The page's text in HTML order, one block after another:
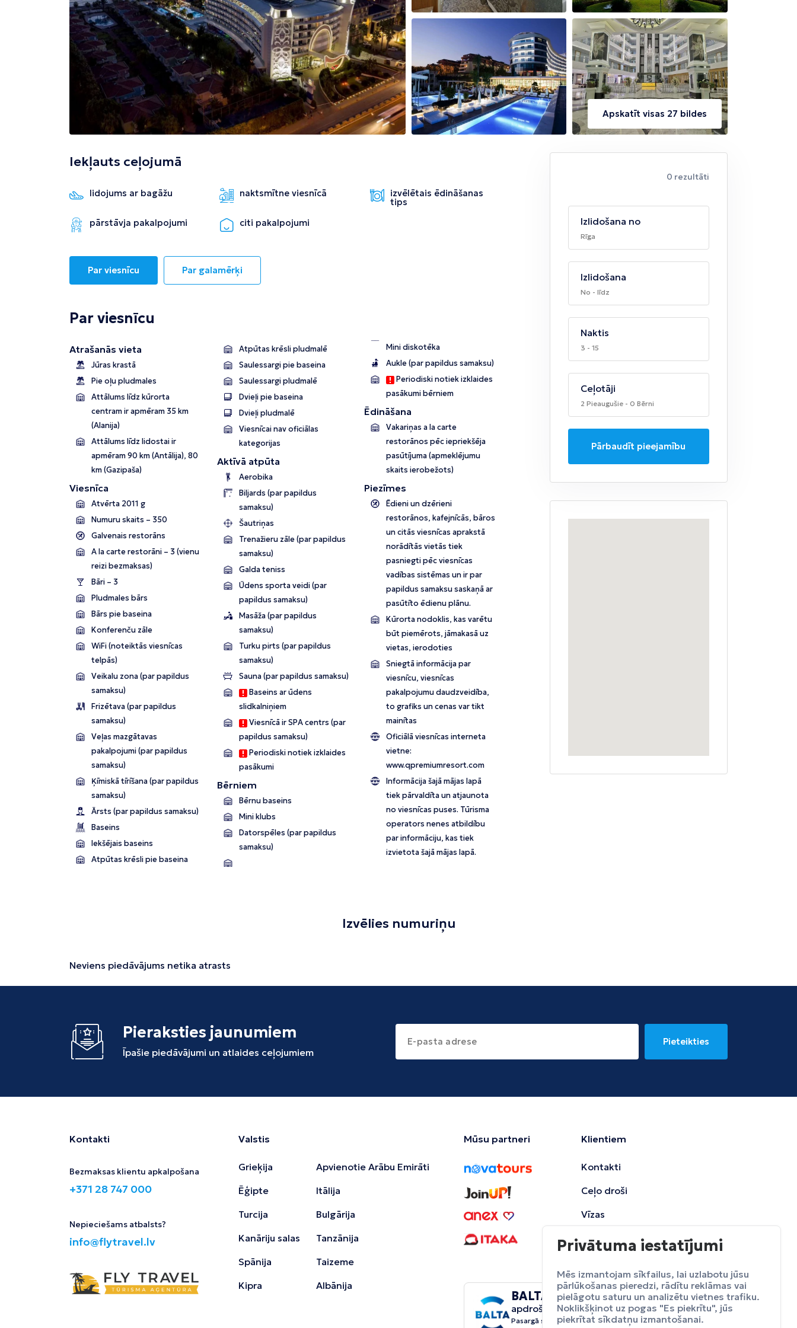
Kolombo Enfida Tirāna
Apskatīt visas 27 bildes
Iekļauts ceļojumā
lidojums ar bagāžu naktsmītne viesnīcā izvēlētais ēdināšanas
tips
pārstāvja pakalpojumi
citi pakalpojumi
Par viesnīcu Par galamērķi
Par viesnīcu
Atrašanās vieta
Jūras krastā
Pie oļu pludmales
Attālums līdz kūrorta
centram ir apmēram 35 km
(Alanija)
Attālums līdz lidostai ir
apmēram 90 km (Antālija), 80
km (Gazipaša)
Viesnīca
Atvērta 2011 g
Numuru skaits – 350
Galvenais restorāns
A la carte restorāni – 3 (vienu
reizi bezmaksas)
Bāri – 3
Pludmales bārs
Bārs pie baseina
Konferenču zāle
WiFi (noteiktās viesnīcas
telpās)
Veikalu zona (par papildus
samaksu)
Frizētava (par papildus
samaksu)
Veļas mazgātavas
pakalpojumi (par papildus
samaksu)
Ķīmiskā tīrīšana (par papildus
samaksu)
Ārsts (par papildus samaksu)
Baseins
Iekšējais baseins
Atpūtas krēsli pie baseina
Atpūtas krēsli pludmalē
Saulessargi pie baseina
Saulessargi pludmalē
Dvieļi pie baseina
Dvieļi pludmalē
Viesnīcai nav oficiālas
kategorijas
Aktīvā atpūta
Aerobika
Biljards (par papildus
samaksu)
Šautriņas
Trenažieru zāle (par papildus
samaksu)
Galda teniss
Ūdens sporta veidi (par
papildus samaksu)
Masāža (par papildus
samaksu)
Turku pirts (par papildus
samaksu)
Sauna (par papildus samaksu)
Baseins ar ūdens
slidkalniņiem
Viesnīcā ir SPA centrs (par
papildus samaksu)
Periodiski notiek izklaides
pasākumi
Bērniem
Bērnu baseins
Mini klubs
Datorspēles (par papildus
samaksu)
Mini diskotēka
Aukle (par papildus samaksu)
Periodiski notiek izklaides
pasākumi bērniem
Ēdināšana
Vakariņas a la carte
restorānos pēc iepriekšēja
pasūtījuma (apmeklējumu
skaits ierobežots)
Piezīmes
Ēdieni un dzērieni
restorānos, kafejnīcās, bāros
un citās viesnīcas aprakstā
norādītās vietās tiek
pasniegti pēc viesnīcas
vadības sistēmas un ir par
papildus samaksu saskaņā ar
pasūtīto ēdienu plānu.
Kūrorta nodoklis, kas varētu
būt piemērots, jāmakasā uz
vietas, ierodoties
Sniegtā informācija par
viesnīcu, viesnīcas
pakalpojumu daudzveidība,
to grafiks un cenas var tikt
mainītas
Oficiālā viesnīcas interneta
vietne:
www.qpremiumresort.com
Informācija šajā mājas lapā
tiek pārvaldīta un atjaunota
no viesnīcas puses. Tūrisma
operators nenes atbildību
par informāciju, kas tiek
izvietota šajā mājas lapā.
0 rezultāti
Izlidošana no
Rīga
Izlidošana
No - līdz
Naktis
3 - 15
Ceļotāji
2 Pieaugušie - 0 Bērni
Pārbaudīt pieejamību
Izvēlies numuriņu
Neviens piedāvājums netika atrasts
Pieraksties jaunumiem
Īpašie piedāvājumi un atlaides ceļojumiem
Pieteikties
Kontakti
Bezmaksas klientu apkalpošana
+371 28 747 000
Nepieciešams atbalsts?
info@flytravel.lv
Valstis
Grieķija
Ēģipte
Turcija
Kanāriju salas
Spānija
Kipra
Apvienotie Arābu Emirāti
Itālija
Bulgārija
Tanzānija
Taizeme
Albānija
Mūsu partneri Klientiem
Kontakti
Ceļo droši
Vīzas
BALTA
ceļojumu
apdrošināšana
Pasargā sevi no neparedzētiem
Apdrošināt
Privātuma iestatījumi
Mēs izmantojam sīkfailus, lai uzlabotu jūsu
pārlūkošanas pieredzi, rādītu reklāmas vai
pielāgotu saturu un analizētu vietnes trafiku.
Noklikšķinot uz pogas "Es piekrītu", jūs
piekrītat sīkdatņu izmantošanai.